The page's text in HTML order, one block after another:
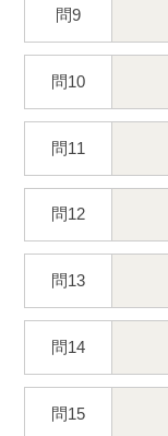
問9
問10
問11
問12
問13
問14
問15